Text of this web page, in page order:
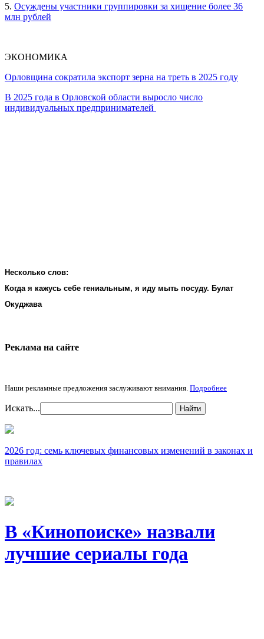
5. Осуждены участники группировки за хищение более 36
млн рублей
ЭКОНОМИКА
Орловщина сократила экспорт зерна на треть в 2025 году
В 2025 года в Орловской области выросло число
индивидуальных предпринимателей
Несколько слов:
Когда я кажусь себе гениальным, я иду мыть посуду. Булат
Окуджава
Реклама на cайте
Наши рекламные предложения заслуживают внимания. Подробнее
Искать... Найти
2026 год: семь ключевых финансовых изменений в законах и
правилах
В «Кинопоиске» назвали
лучшие сериалы года